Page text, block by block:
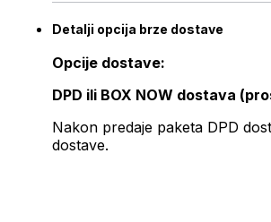
Detalji opcija brze dostave
Opcije dostave:
DPD ili BOX NOW dostava
Nakon predaje paketa DPD
dostave.